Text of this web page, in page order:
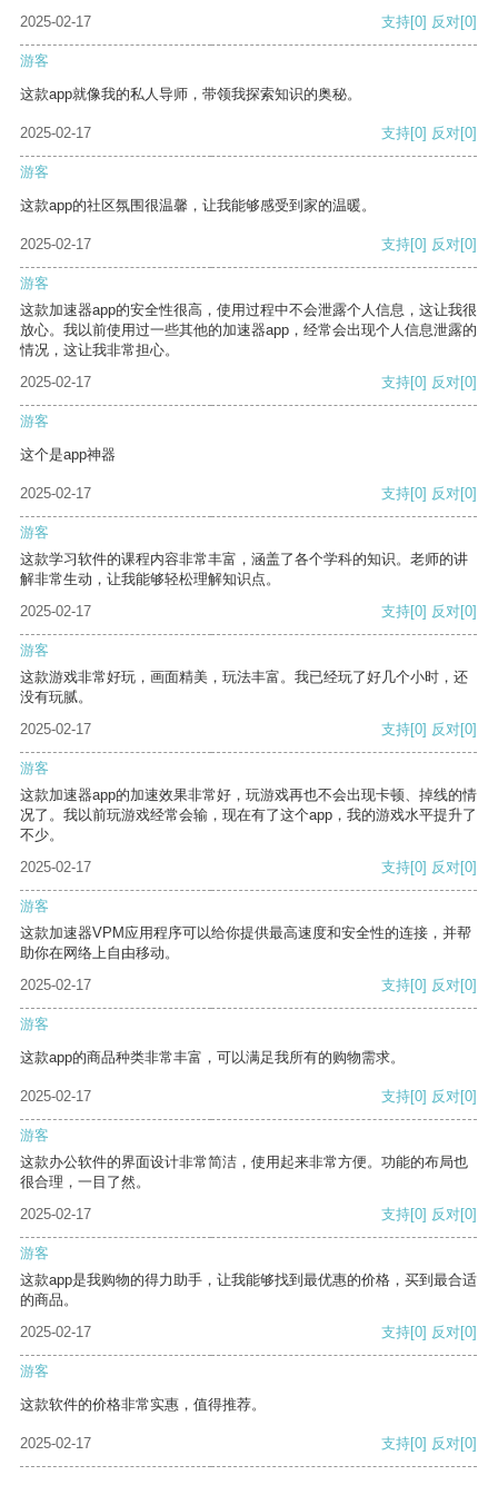
2025-02-17
支持[0] 反对[0]
游客
这款app就像我的私人导师，带领我探索知识的奥秘。
2025-02-17 支持[0] 反对[0]
游客
这款app的社区氛围很温馨，让我能够感受到家的温暖。
2025-02-17 支持[0] 反对[0]
游客
这款加速器app的安全性很高，使用过程中不会泄露个人信息，这让我很
放心。我以前使用过一些其他的加速器app，经常会出现个人信息泄露的
情况，这让我非常担心。
2025-02-17
支持[0] 反对[0]
游客
这个是app神器
2025-02-17 支持[0] 反对[0]
游客
这款学习软件的课程内容非常丰富，涵盖了各个学科的知识。老师的讲
解非常生动，让我能够轻松理解知识点。
2025-02-17
支持[0] 反对[0]
游客
这款游戏非常好玩，画面精美，玩法丰富。我已经玩了好几个小时，还
没有玩腻。
2025-02-17
支持[0] 反对[0]
游客
这款加速器app的加速效果非常好，玩游戏再也不会出现卡顿、掉线的情
况了。我以前玩游戏经常会输，现在有了这个app，我的游戏水平提升了
不少。
2025-02-17
支持[0] 反对[0]
游客
这款加速器VPM应用程序可以给你提供最高速度和安全性的连接，并帮
助你在网络上自由移动。
2025-02-17
支持[0] 反对[0]
游客
这款app的商品种类非常丰富，可以满足我所有的购物需求。
2025-02-17 支持[0] 反对[0]
游客
这款办公软件的界面设计非常简洁，使用起来非常方便。功能的布局也
很合理，一目了然。
2025-02-17
支持[0] 反对[0]
游客
这款app是我购物的得力助手，让我能够找到最优惠的价格，买到最合适
的商品。
2025-02-17
支持[0] 反对[0]
游客
这款软件的价格非常实惠，值得推荐。
2025-02-17 支持[0] 反对[0]